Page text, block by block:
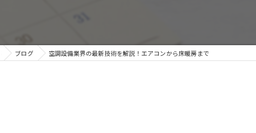
ブログ 空調設備業界の最新技術を解説！エアコンから床暖房まで